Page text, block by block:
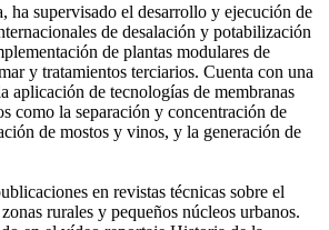
ha supervisado el desarrollo y ejecución de
de desalación y potabilización
de plantas modulares de
y tratamientos terciarios. Cuenta con una
aplicación de tecnologías de membranas
como la separación y concentración de
de mostos y vinos, y la generación de
en revistas técnicas sobre el
rurales y pequeños núcleos urbanos.